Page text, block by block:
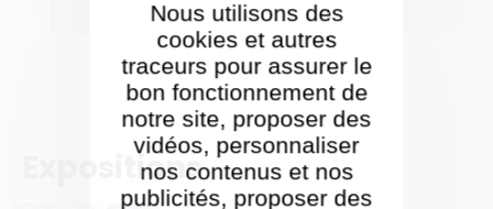
Nous utilisons des
cookies et autres
traceurs pour assurer le
bon fonctionnement de
notre site, proposer des
vidéos, personnaliser
nos contenus et nos
publicités, proposer des
Expositions